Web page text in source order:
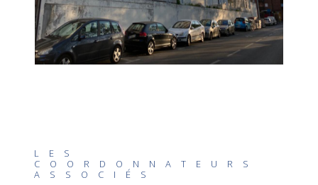
LES
COORDONNATEURS
ASSOCIÉS